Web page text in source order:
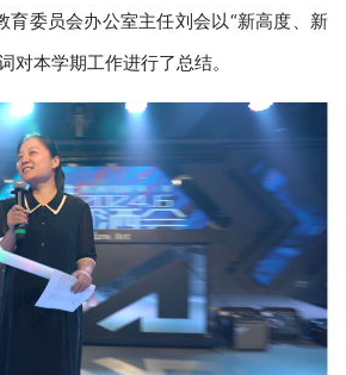
育委员会办公室主任刘会以“新高度、新
对本学期工作进行了总结。